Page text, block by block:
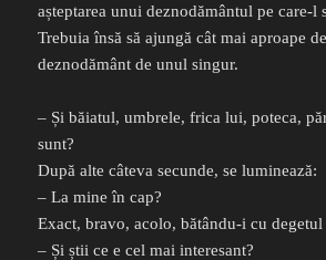
așteptarea unui deznodământul pe care-l
Trebuia însă să ajungă cât mai aproape
deznodământ de unul singur.
– Și băiatul, umbrele, frica lui, poteca,
sunt?
După alte câteva secunde, se luminează:
– La mine în cap?
Exact, bravo, acolo, bătându-i cu degetul
– Și știi ce e cel mai interesant?